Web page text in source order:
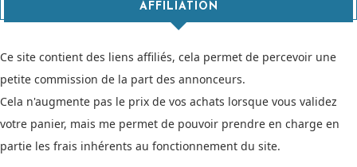
AFFILIATION
Ce site contient des liens affiliés, cela permet de percevoir une
petite commission de la part des annonceurs.
Cela n'augmente pas le prix de vos achats lorsque vous validez
votre panier, mais me permet de pouvoir prendre en charge en
partie les frais inhérents au fonctionnement du site.